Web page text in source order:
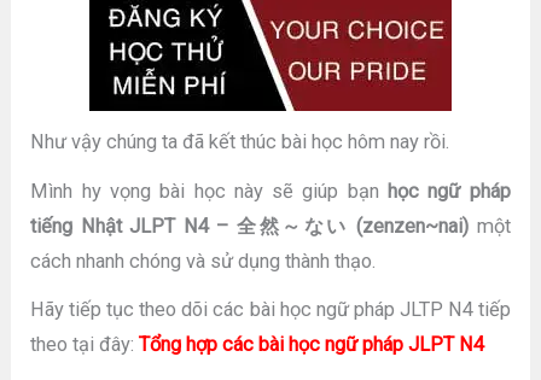
Như vậy chúng ta đã kết thúc bài học hôm nay rồi.
Mình hy vọng bài học này sẽ giúp bạn học ngữ pháp
tiếng Nhật JLPT N4 – 全然～ない (zenzen~nai) một
cách nhanh chóng và sử dụng thành thạo.
Hãy tiếp tục theo dõi các bài học ngữ pháp JLTP N4 tiếp
theo tại đây:Tổng hợp các bài học ngữ pháp JLPT N4